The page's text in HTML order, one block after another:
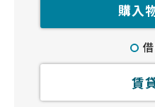
購入
賃